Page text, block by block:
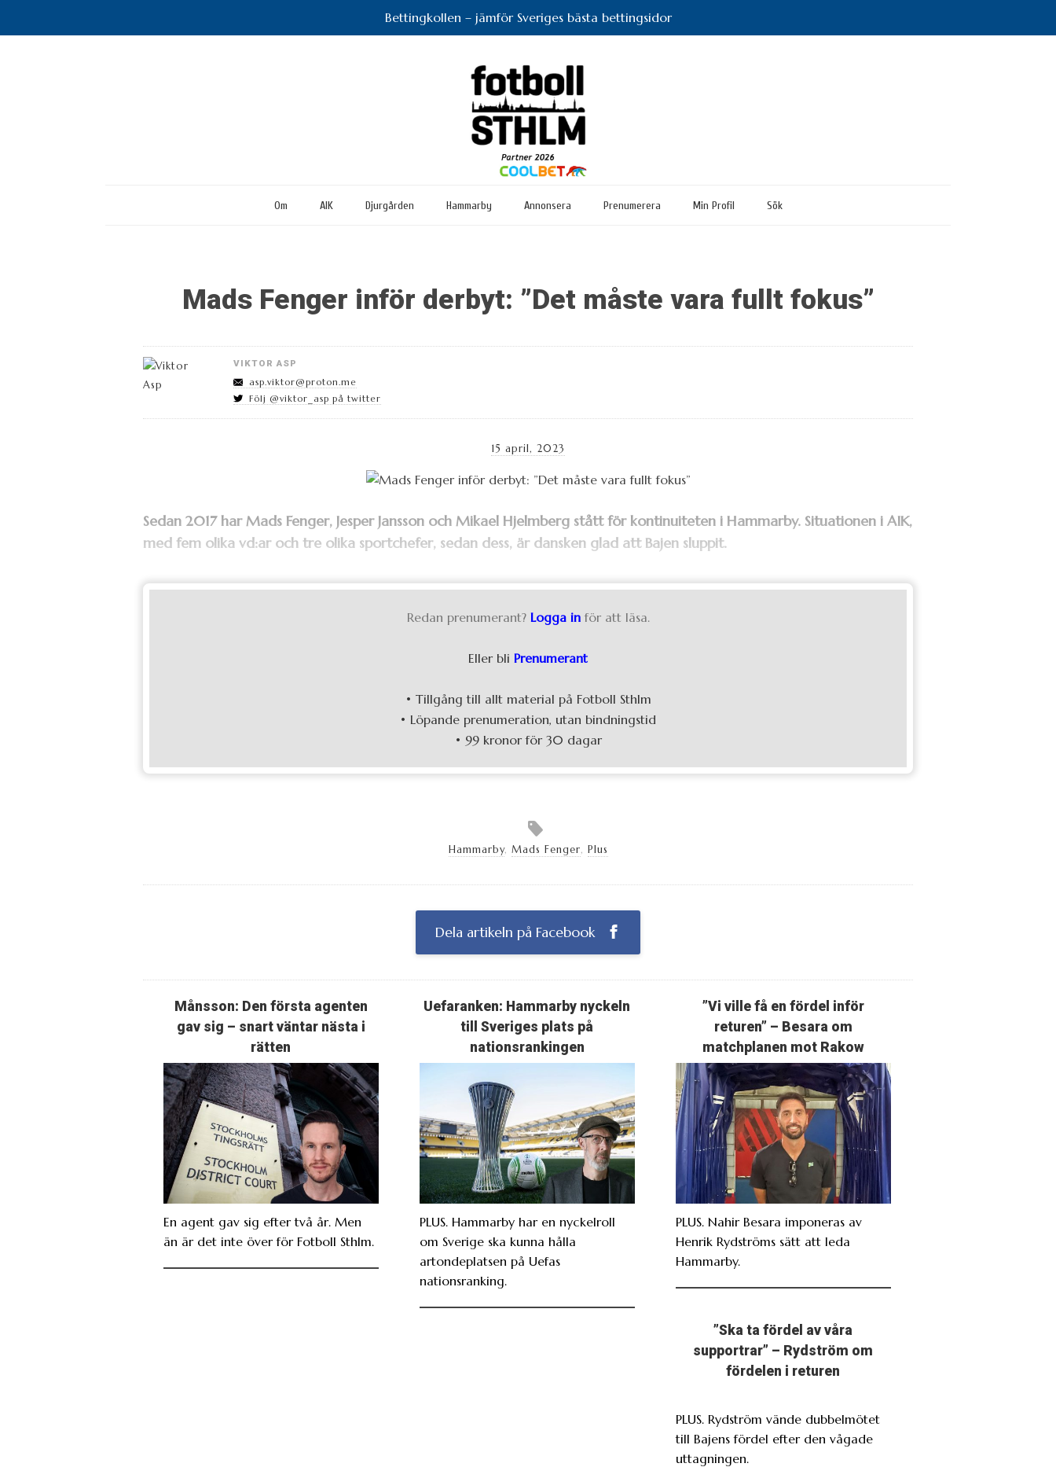
Bettingkollen – jämför Sveriges bästa bettingsidor
Om AIK Djurgården Hammarby Annonsera Prenumerera Min Profil Sök
Mads Fenger inför derbyt: ”Det måste vara fullt fokus”
VIKTOR ASP
asp.viktor@proton.me
Följ @viktor_asp på twitter
15 april, 2023
Sedan 2017 har Mads Fenger, Jesper Jansson och Mikael Hjelmberg stått för kontinuiteten i Hammarby. Situationen i AIK,
med fem olika vd:ar och tre olika sportchefer, sedan dess, är dansken glad att Bajen sluppit.
Redan prenumerant? Logga in för att läsa.
Eller bli Prenumerant
• Tillgång till allt material på Fotboll Sthlm
• Löpande prenumeration, utan bindningstid
• 99 kronor för 30 dagar
Hammarby, Mads Fenger, Plus
Dela artikeln på Facebook
Månsson: Den första agenten
gav sig – snart väntar nästa i
rätten
En agent gav sig efter två år. Men
än är det inte över för Fotboll Sthlm.
Uefaranken: Hammarby nyckeln
till Sveriges plats på
nationsrankingen
PLUS. Hammarby har en nyckelroll
om Sverige ska kunna hålla
artondeplatsen på Uefas
nationsranking.
”Vi ville få en fördel inför
returen” – Besara om
matchplanen mot Rakow
PLUS. Nahir Besara imponeras av
Henrik Rydströms sätt att leda
Hammarby.
”Ska ta fördel av våra
supportrar” – Rydström om
fördelen i returen
PLUS. Rydström vände dubbelmötet
till Bajens fördel efter den vågade
uttagningen.